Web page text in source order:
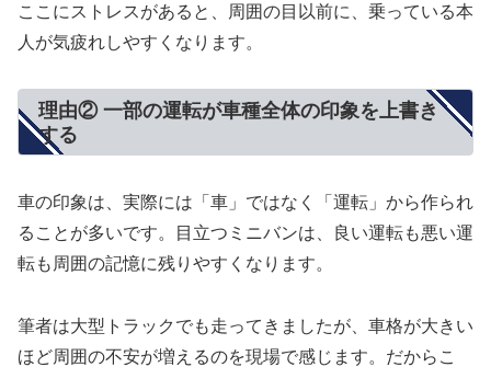
ここにストレスがあると、周囲の目以前に、乗っている本
人が気疲れしやすくなります。
理由② 一部の運転が車種全体の印象を上書き
する
車の印象は、実際には「車」ではなく「運転」から作られ
ることが多いです。目立つミニバンは、良い運転も悪い運
転も周囲の記憶に残りやすくなります。
筆者は大型トラックでも走ってきましたが、車格が大きい
ほど周囲の不安が増えるのを現場で感じます。だからこ